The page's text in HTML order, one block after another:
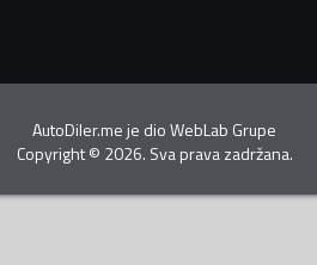
AutoDiler.me je dioWebLab Grupe
Copyright© 2026. Sva prava zadržana.